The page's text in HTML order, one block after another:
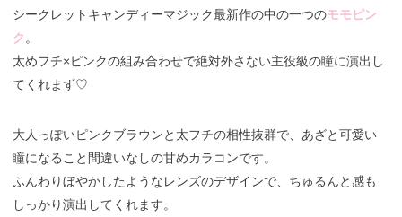
シークレットキャンディーマジック最新作の中の一つのモモピン
ク 。
太めフチ×ピンクの組み合わせで絶対外さない主役級の瞳に演出し
てくれまず♡
大人っぽいピンクブラウンと太フチの相性抜群で、あざと可愛い
瞳になること間違いなしの甘めカラコンです。
ふんわりぼやかしたようなレンズのデザインで、ちゅるんと感も
しっかり演出してくれます。